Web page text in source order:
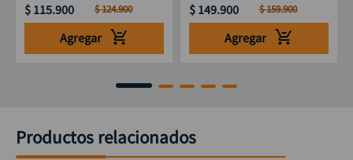
$ 115.900 $124.900
Agregar
$ 149.900 $159.900
Agregar
Productos relacionados